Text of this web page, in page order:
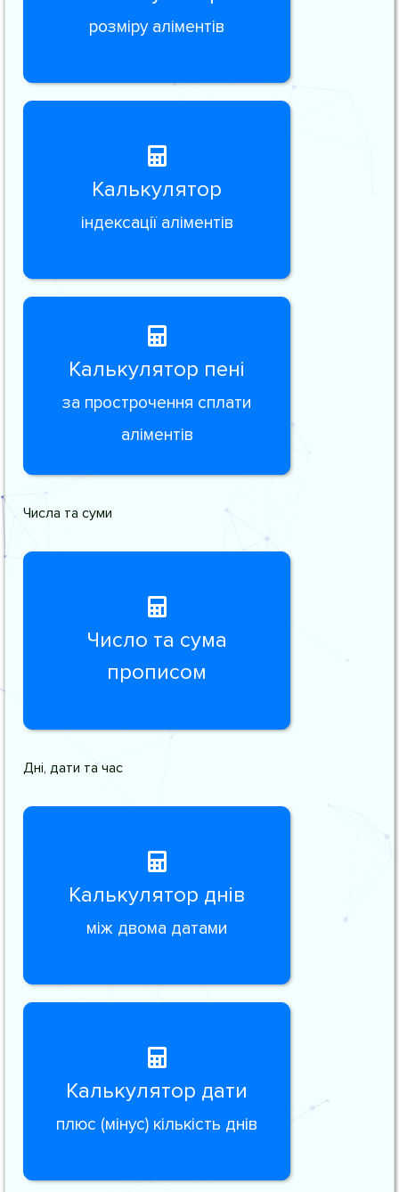
розміру аліментів
Калькулятор
індексації аліментів
Калькулятор пені
за прострочення сплати
аліментів
Числа та суми
Число та сума
прописом
Дні, дати та час
Калькулятор днів
між двома датами
Калькулятор дати
плюс (мінус) кількість днів